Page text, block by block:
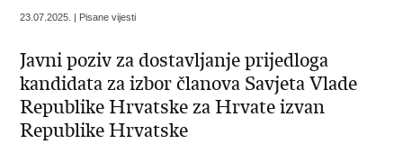
23.07.2025. | Pisane vijesti
Javni poziv za dostavljanje prijedloga
kandidata za izbor članova Savjeta Vlade
Republike Hrvatske za Hrvate izvan
Republike Hrvatske